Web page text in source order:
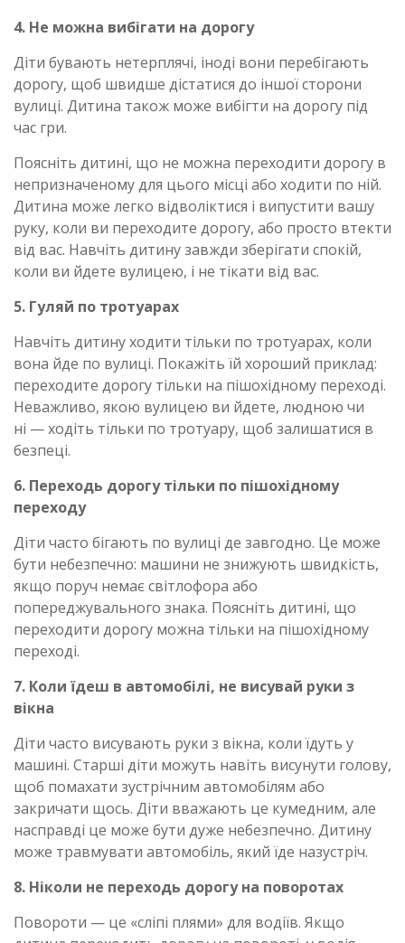
4. Не можна вибігати на дорогу
Діти бувають нетерплячі, іноді вони перебігають
дорогу, щоб швидше дістатися до іншої сторони
вулиці. Дитина також може вибігти на дорогу під
час гри.
Поясніть дитині, що не можна переходити дорогу в
непризначеному для цього місці або ходити по ній.
Дитина може легко відволіктися і випустити вашу
руку, коли ви переходите дорогу, або просто втекти
від вас. Навчіть дитину завжди зберігати спокій,
коли ви йдете вулицею, і не тікати від вас.
5. Гуляй по тротуарах
Навчіть дитину ходити тільки по тротуарах, коли
вона йде по вулиці. Покажіть їй хороший приклад:
переходите дорогу тільки на пішохідному переході.
Неважливо, якою вулицею ви йдете, людною чи
ні — ходіть тільки по тротуару, щоб залишатися в
безпеці.
6. Переходь дорогу тільки по пішохідному
переходу
Діти часто бігають по вулиці де завгодно. Це може
бути небезпечно: машини не знижують швидкість,
якщо поруч немає світлофора або
попереджувального знака. Поясніть дитині, що
переходити дорогу можна тільки на пішохідному
переході.
7. Коли їдеш в автомобілі, не висувай руки з
вікна
Діти часто висувають руки з вікна, коли їдуть у
машині. Старші діти можуть навіть висунути голову,
щоб помахати зустрічним автомобілям або
закричати щось. Діти вважають це кумедним, але
насправді це може бути дуже небезпечно. Дитину
може травмувати автомобіль, який їде назустріч.
8. Ніколи не переходь дорогу на поворотах
Повороти — це «сліпі плями» для водіїв. Якщо